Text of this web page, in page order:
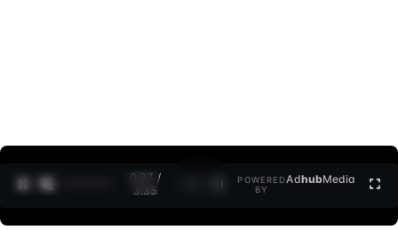
0:28 /
3:35
POWERED
BY
AdhubMedia